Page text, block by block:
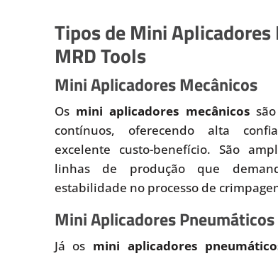
Tipos de Mini Aplicadores
MRD Tools
Mini Aplicadores Mecânicos
Os mini aplicadores mecânicossão
contínuos, oferecendo alta
excelente custo-benefício. São
linhas de produção que
estabilidade no processo de
Mini Aplicadores Pneumáticos
Já os mini aplicadores